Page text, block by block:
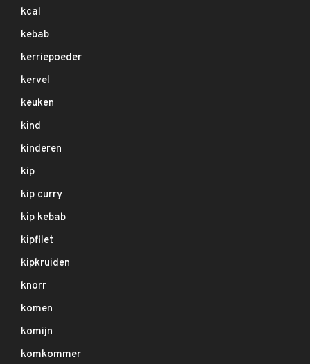
kcal
kebab
kerriepoeder
kervel
keuken
kind
kinderen
kip
kip curry
kip kebab
kipfilet
kipkruiden
knorr
komen
komijn
komkommer